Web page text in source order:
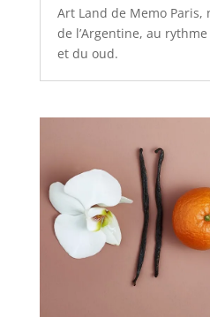
Art Land de Memo
de l’Argentine, au
et du oud.